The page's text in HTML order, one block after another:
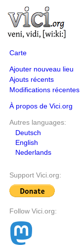
Carte
Ajouter nouveau lieu
Ajouts récents
Modifications récentes
À propos de Vici.org
Autres languages:
Deutsch
English
Nederlands
Support Vici.org:
Follow Vici.org: